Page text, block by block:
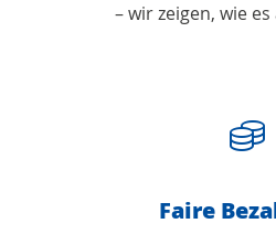
– wir zeigen, wie
Faire